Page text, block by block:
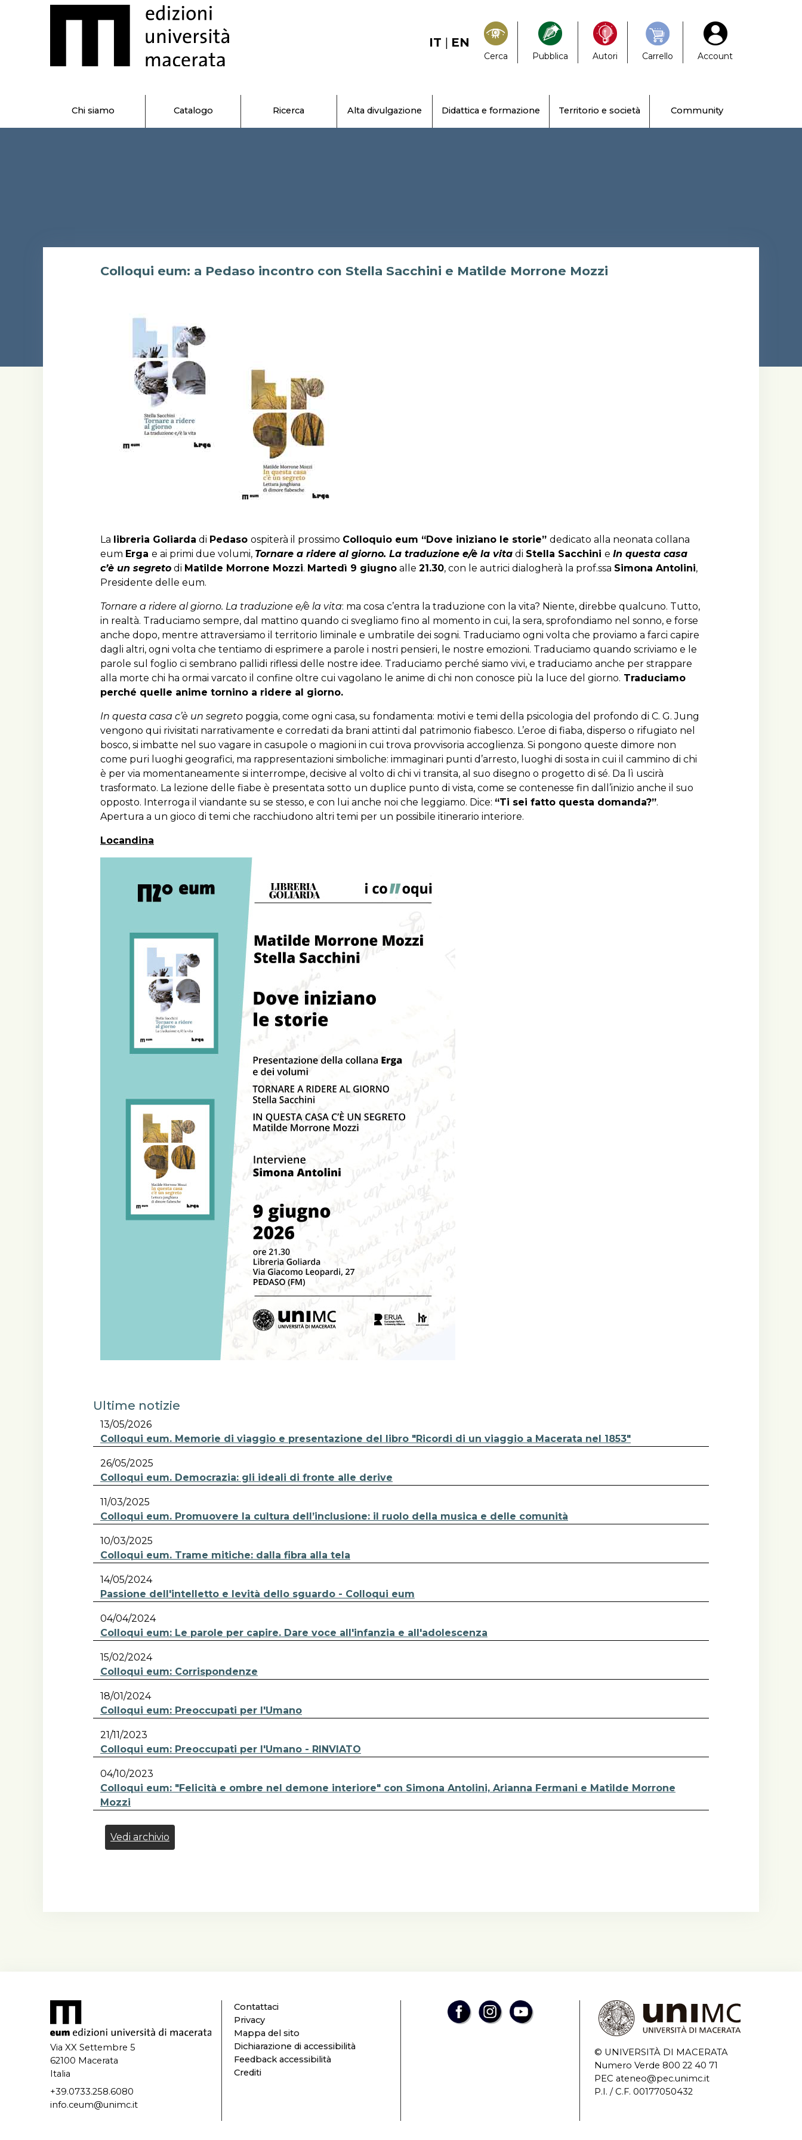
IT | EN
Cerca Pubblica Autori Carrello Account
Chi siamo Catalogo Ricerca Alta divulgazione Didattica e formazione Territorio e società Community
Colloqui eum: a Pedaso incontro con Stella Sacchini e Matilde Morrone Mozzi
La libreria Goliarda di Pedaso ospiterà il prossimo Colloquio eum “Dove iniziano le storie” dedicato alla neonata collana
eum Erga e ai primi due volumi, Tornare a ridere al giorno. La traduzione e/è la vita di Stella Sacchini e In questa casa
c’è un segreto di Matilde Morrone Mozzi. Martedì 9 giugno alle 21.30, con le autrici dialogherà la prof.ssa Simona Antolini,
Presidente delle eum.
Tornare a ridere al giorno. La traduzione e/è la vita: ma cosa c’entra la traduzione con la vita? Niente, direbbe qualcuno. Tutto,
in realtà. Traduciamo sempre, dal mattino quando ci svegliamo fino al momento in cui, la sera, sprofondiamo nel sonno, e forse
anche dopo, mentre attraversiamo il territorio liminale e umbratile dei sogni. Traduciamo ogni volta che proviamo a farci capire
dagli altri, ogni volta che tentiamo di esprimere a parole i nostri pensieri, le nostre emozioni. Traduciamo quando scriviamo e le
parole sul foglio ci sembrano pallidi riflessi delle nostre idee. Traduciamo perché siamo vivi, e traduciamo anche per strappare
alla morte chi ha ormai varcato il confine oltre cui vagolano le anime di chi non conosce più la luce del giorno. Traduciamo
perché quelle anime tornino a ridere al giorno.
In questa casa c’è un segreto poggia, come ogni casa, su fondamenta: motivi e temi della psicologia del profondo di C. G. Jung
vengono qui rivisitati narrativamente e corredati da brani attinti dal patrimonio fiabesco. L’eroe di fiaba, disperso o rifugiato nel
bosco, si imbatte nel suo vagare in casupole o magioni in cui trova provvisoria accoglienza. Si pongono queste dimore non
come puri luoghi geografici, ma rappresentazioni simboliche: immaginari punti d’arresto, luoghi di sosta in cui il cammino di chi
è per via momentaneamente si interrompe, decisive al volto di chi vi transita, al suo disegno o progetto di sé. Da lì uscirà
trasformato. La lezione delle fiabe è presentata sotto un duplice punto di vista, come se contenesse fin dall’inizio anche il suo
opposto. Interroga il viandante su se stesso, e con lui anche noi che leggiamo. Dice: “Ti sei fatto questa domanda?”.
Apertura a un gioco di temi che racchiudono altri temi per un possibile itinerario interiore.
Locandina
Ultime notizie
13/05/2026
Colloqui eum. Memorie di viaggio e presentazione del libro "Ricordi di un viaggio a Macerata nel 1853"
26/05/2025
Colloqui eum. Democrazia: gli ideali di fronte alle derive
11/03/2025
Colloqui eum. Promuovere la cultura dell’inclusione: il ruolo della musica e delle comunità
10/03/2025
Colloqui eum. Trame mitiche: dalla fibra alla tela
14/05/2024
Passione dell'intelletto e levità dello sguardo - Colloqui eum
04/04/2024
Colloqui eum: Le parole per capire. Dare voce all'infanzia e all'adolescenza
15/02/2024
Colloqui eum: Corrispondenze
18/01/2024
Colloqui eum: Preoccupati per l'Umano
21/11/2023
Colloqui eum: Preoccupati per l'Umano - RINVIATO
04/10/2023
Colloqui eum: "Felicità e ombre nel demone interiore" con Simona Antolini, Arianna Fermani e Matilde Morrone
Mozzi
Vedi archivio
Via XX Settembre 5
62100 Macerata
Italia
+39.0733.258.6080
info.ceum@unimc.it
Contattaci
Privacy
Mappa del sito
Dichiarazione di accessibilità
Feedback accessibilità
Crediti
© UNIVERSITÀ DI MACERATA
Numero Verde 800 22 40 71
PEC ateneo@pec.unimc.it
P.I. / C.F. 00177050432